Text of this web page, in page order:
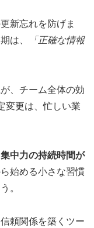
新忘れを防げま
は、
「正確な情報
、チーム全体の効
変更は、忙しい業
集中力の持続時間が
始める小さな習慣
。
頼関係を築くツー